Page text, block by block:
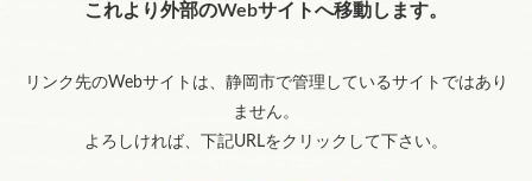
これより外部のWebサイトへ移動します。
リンク先のWebサイトは、静岡市で管理しているサイトではあり
ません。
よろしければ、下記URLをクリックして下さい。